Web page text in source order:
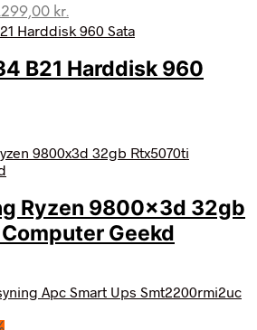
kr..
kr.
aktuelle
er:
19.299,00 kr..
B21 Harddisk 960
Ryzen 9800x3d 32gb
Geekd